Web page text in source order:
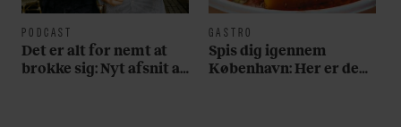
PODCAST
Det er alt for nemt at
brokke sig: Nyt afsnit af
GASTRO
Spis dig igennem
København: Her er de